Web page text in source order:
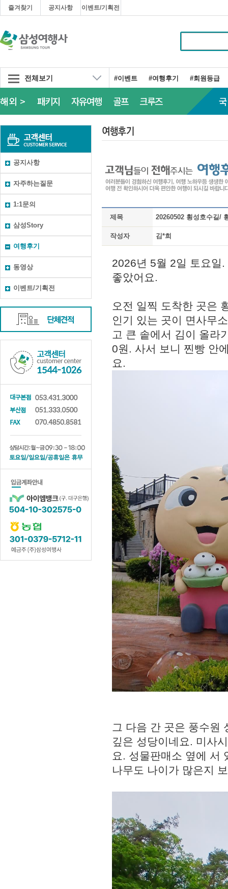
즐겨찾기 공지사항 이벤트/기획전
전체보기 #이벤트 #여행후기 #회원등급
해외 > 패키지 자유여행 골프 크루즈
공지사항
자주하는질문
1:1문의
삼성Story
여행후기
동영상
이벤트/기획전
제목 20260502 횡성호수길/
작성자 김*희